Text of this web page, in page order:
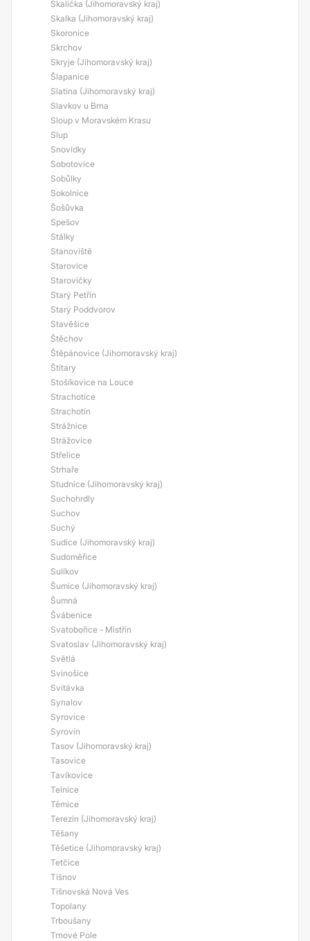
Skalička (Jihomoravský kraj)
Skalka (Jihomoravský kraj)
Skoronice
Skrchov
Skryje (Jihomoravský kraj)
Šlapanice
Slatina (Jihomoravský kraj)
Slavkov u Brna
Sloup v Moravském Krasu
Slup
Snovídky
Sobotovice
Sobůlky
Sokolnice
Šošůvka
Spešov
Stálky
Stanoviště
Starovice
Starovičky
Starý Petřín
Starý Poddvorov
Stavěšice
Štěchov
Štěpánovice (Jihomoravský kraj)
Štítary
Stošíkovice na Louce
Strachotice
Strachotín
Strážnice
Strážovice
Střelice
Strhaře
Studnice (Jihomoravský kraj)
Suchohrdly
Suchov
Suchý
Sudice (Jihomoravský kraj)
Sudoměřice
Sulíkov
Šumice (Jihomoravský kraj)
Šumná
Švábenice
Svatobořice - Mistřín
Svatoslav (Jihomoravský kraj)
Světlá
Svinošice
Svitávka
Synalov
Syrovice
Syrovín
Tasov (Jihomoravský kraj)
Tasovice
Tavíkovice
Telnice
Těmice
Terezín (Jihomoravský kraj)
Těšany
Těšetice (Jihomoravský kraj)
Tetčice
Tišnov
Tišnovská Nová Ves
Topolany
Trboušany
Trnové Pole